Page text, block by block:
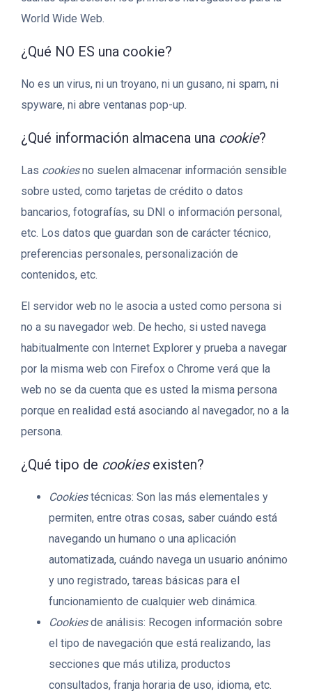
World Wide Web.
¿Qué NO ES una cookie?
No es un virus, ni un troyano, ni un gusano, ni spam, ni
spyware, ni abre ventanas pop-up.
¿Qué información almacena una cookie?
Las cookiesno suelen almacenar información sensible
sobre usted, como tarjetas de crédito o datos
bancarios, fotografías, su DNI o información personal,
etc. Los datos que guardan son de carácter técnico,
preferencias personales, personalización de
contenidos, etc.
El servidor web no le asocia a usted como persona si
no a su navegador web. De hecho, si usted navega
habitualmente con Internet Explorer y prueba a navegar
por la misma web con Firefox o Chrome verá que la
web no se da cuenta que es usted la misma persona
porque en realidad está asociando al navegador, no a la
persona.
¿Qué tipo de cookiesexisten?
Cookiestécnicas: Son las más elementales y
permiten, entre otras cosas, saber cuándo está
navegando un humano o una aplicación
automatizada, cuándo navega un usuario anónimo
y uno registrado, tareas básicas para el
funcionamiento de cualquier web dinámica.
Cookiesde análisis: Recogen información sobre
el tipo de navegación que está realizando, las
secciones que más utiliza, productos
consultados, franja horaria de uso, idioma, etc.